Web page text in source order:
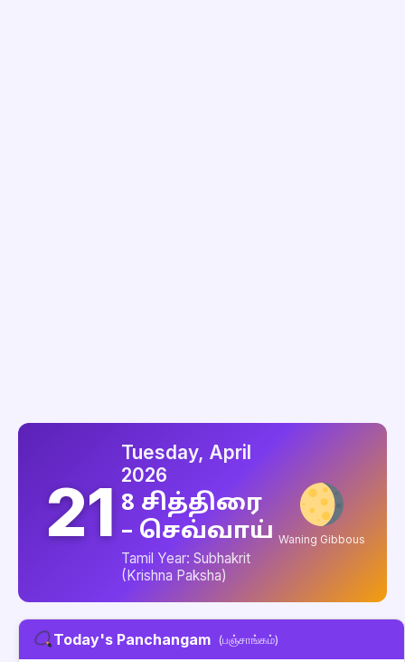
21
Tuesday, April
2026
8 சித்திரை
– செவ்வாய்
Tamil Year: Subhakrit
(Krishna Paksha)
Waning Gibbous
Today's Panchangam (பஞ்சாங்கம்)